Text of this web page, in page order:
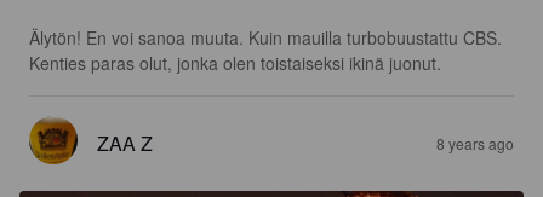
Älytön! En voi sanoa muuta. Kuin mauilla turbobuustattu CBS.
Kenties paras olut, jonka olen toistaiseksi ikinä juonut.
ZAA Z 8 years ago